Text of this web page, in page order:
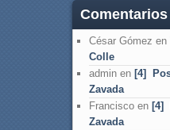
César Gómez en
Colle
adminen [4]
Zavada
Franciscoen [4]
Zavada